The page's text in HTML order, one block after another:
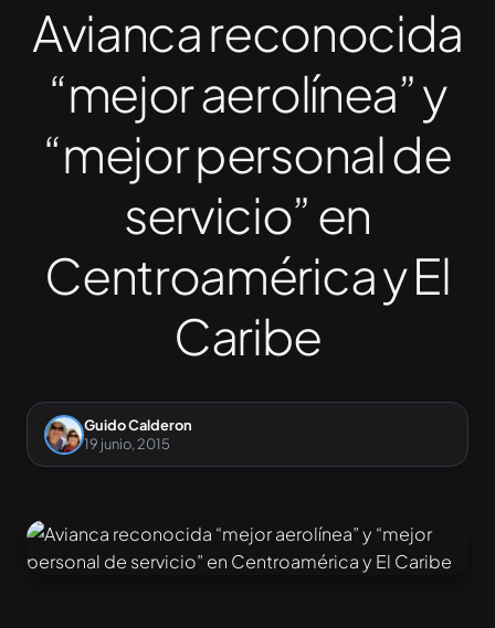
Avianca reconocida
“mejor aerolínea” y
“mejor personal de
servicio” en
Centroamérica y El
Caribe
Guido Calderon
19 junio, 2015